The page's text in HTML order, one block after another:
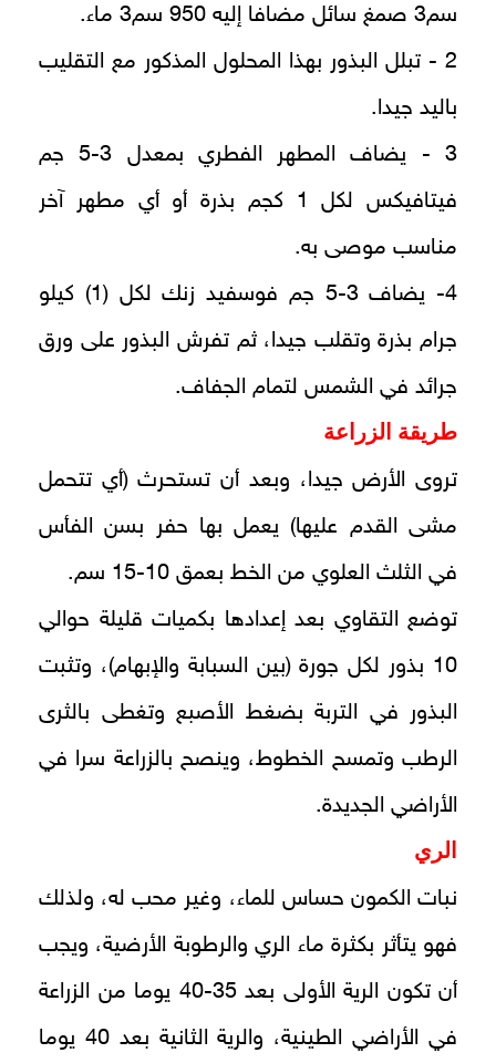
سم3 صمغ سائل مضافا إليه 950 سم3 ماء.
2 - تبلل البذور بهذا المحلول المذكور مع التقليب
باليد جيدا.
3 - يضاف المطهر الفطري بمعدل 3-5 جم
فيتافيكس لكل 1 كجم بذرة أو أي مطهر آخر
مناسب موصى به.
4- يضاف 3-5 جم فوسفيد زنك لكل (1) كيلو
جرام بذرة وتقلب جيدا، ثم تفرش البذور على ورق
جرائد في الشمس لتمام الجفاف.
طريقة الزراعة
تروى الأرض جيدا، وبعد أن تستحرث (أي تتحمل
مشى القدم عليها) يعمل بها حفر بسن الفأس
في الثلث العلوي من الخط بعمق 10-15 سم.
توضع التقاوي بعد إعدادها بكميات قليلة حوالي
10 بذور لكل جورة (بين السبابة والإبهام)، وتثبت
البذور في التربة بضغط الأصبع وتغطى بالثرى
الرطب وتمسح الخطوط، وينصح بالزراعة سرا في
الأراضي الجديدة.
الري
نبات الكمون حساس للماء، وغير محب له، ولذلك
فهو يتأثر بكثرة ماء الري والرطوبة الأرضية، ويجب
أن تكون الرية الأولى بعد 35-40 يوما من الزراعة
في الأراضي الطينية، والرية الثانية بعد 40 يوما